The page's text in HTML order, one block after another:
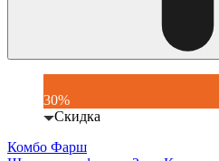
30%
Скидка
Комбо Фарш